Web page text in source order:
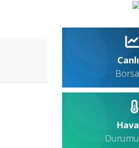
Canlı
Borsa
Hava
Durumu